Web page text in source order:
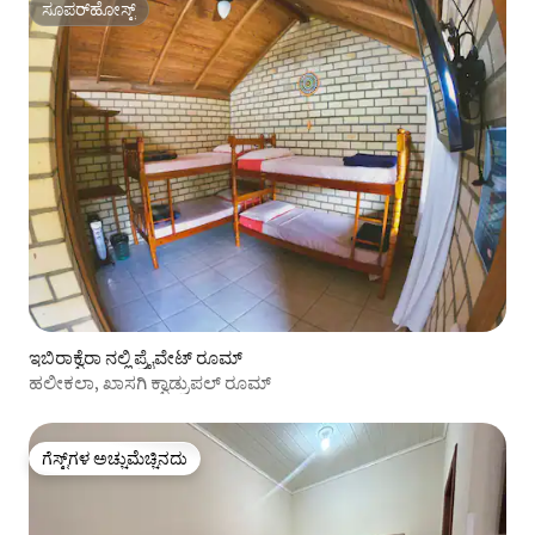
ಸೂಪರ್‌ಹೋಸ್ಟ್
ಸೂಪರ್‌ಹೋಸ್ಟ್
ಇಬಿರಾಕ್ವೆರಾ ನಲ್ಲಿ ಪ್ರೈವೇಟ್ ರೂಮ್
ಹಲೀಕಲಾ, ಖಾಸಗಿ ಕ್ವಾಡ್ರುಪಲ್ ರೂಮ್
ಗೆಸ್ಟ್‌ಗಳ ಅಚ್ಚುಮೆಚ್ಚಿನದು
ಗೆಸ್ಟ್‌ಗಳ ಅಚ್ಚುಮೆಚ್ಚಿನದು